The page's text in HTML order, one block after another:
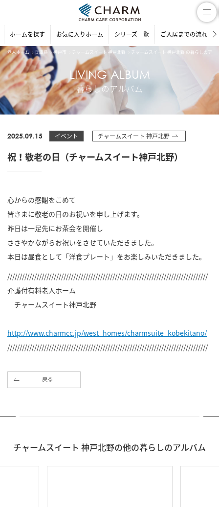
ホームを探す お気に入りホーム シリーズ一覧 ご入居までの流れ
老人ホーム 兵庫県 神戸市 チャームスイート 神戸北野 チャームスイート 神戸北野 の暮らしのアル
LIVING ALBUM
暮らしのアルバム
2025.09.15 イベント チャームスイート 神戸北野
祝！敬老の日（チャームスイート神戸北野）
心からの感謝をこめて
皆さまに敬老の日のお祝いを申し上げます。
昨日は一足先にお茶会を開催し
ささやかながらお祝いをさせていただきました。
本日は昼食として「洋食プレート」をお楽しみいただきました。
//////////////////////////////////////////////////////////////////////////////////
介護付有料老人ホーム
チャームスイート神戸北野
http://www.charmcc.jp/west_homes/charmsuite_kobekitano/
//////////////////////////////////////////////////////////////////////////////////
戻る
チャームスイート 神戸北野の他の暮らしのアルバム